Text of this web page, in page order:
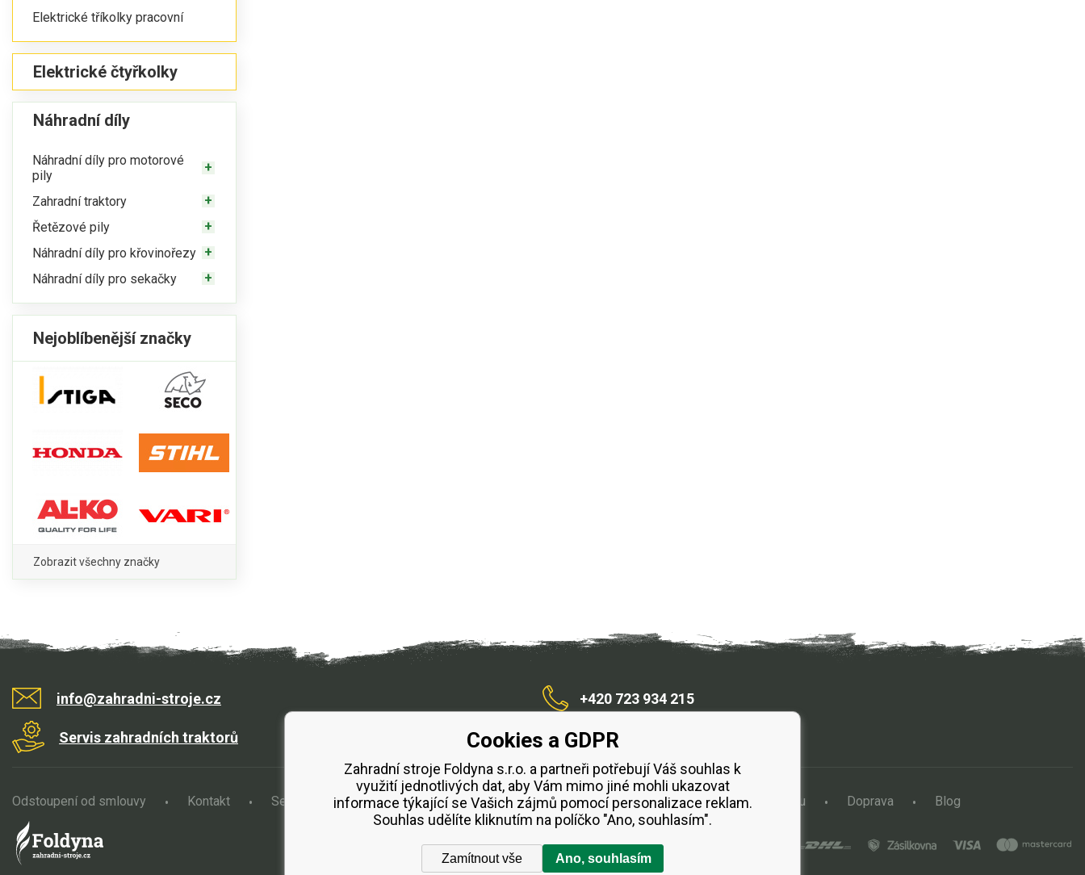
Elektrické tříkolky pracovní
Elektrické čtyřkolky
Náhradní díly
Náhradní díly pro motorové
pily
Zahradní traktory
Řetězové pily
Náhradní díly pro křovinořezy
Náhradní díly pro sekačky
Nejoblíbenější značky
Zobrazit všechny značky
info@zahradni-stroje.cz
Servis zahradních traktorů /zahradnístroje
+420 723 934 215
Odstoupení od smlouvy Kontakt Servis Obchodní podmínky Splátkový prodej ESSOX Půjčovna vertikutátoru Doprava Blog
Cookies a GDPR
Zahradní stroje Foldyna s.r.o. a partneři potřebují Váš souhlas k
využití jednotlivých dat, aby Vám mimo jiné mohli ukazovat
informace týkající se Vašich zájmů pomocí personalizace reklam.
Souhlas udělíte kliknutím na políčko "Ano, souhlasím".
Zamítnout vše Ano, souhlasím